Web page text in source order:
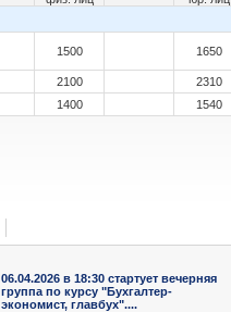
1500 1650
2100 2310
1400 1540
06.04.2026 в 18:30 стартует вечерняя
группа по курсу "Бухгалтер-
экономист, главбух"....